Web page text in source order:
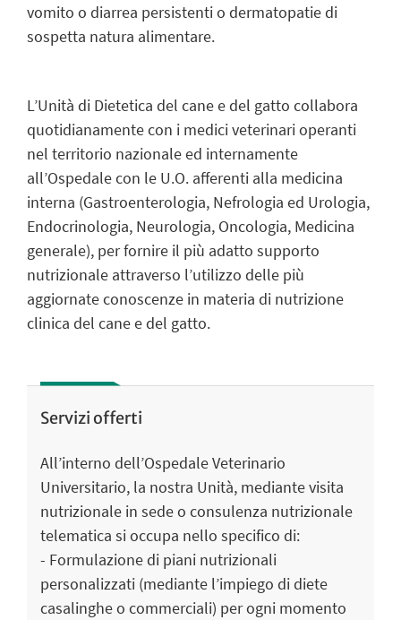
vomito o diarrea persistenti o dermatopatie di
sospetta natura alimentare.
L’Unità di Dietetica del cane e del gatto collabora
quotidianamente con i medici veterinari operanti
nel territorio nazionale ed internamente
all’Ospedale con le U.O. afferenti alla medicina
interna (Gastroenterologia, Nefrologia ed Urologia,
Endocrinologia, Neurologia, Oncologia, Medicina
generale), per fornire il più adatto supporto
nutrizionale attraverso l’utilizzo delle più
aggiornate conoscenze in materia di nutrizione
clinica del cane e del gatto.
Servizi offerti
All’interno dell’Ospedale Veterinario
Universitario, la nostra Unità, mediante visita
nutrizionale in sede o consulenza nutrizionale
telematica si occupa nello specifico di:
- Formulazione di piani nutrizionali
personalizzati (mediante l’impiego di diete
casalinghe o commerciali) per ogni momento